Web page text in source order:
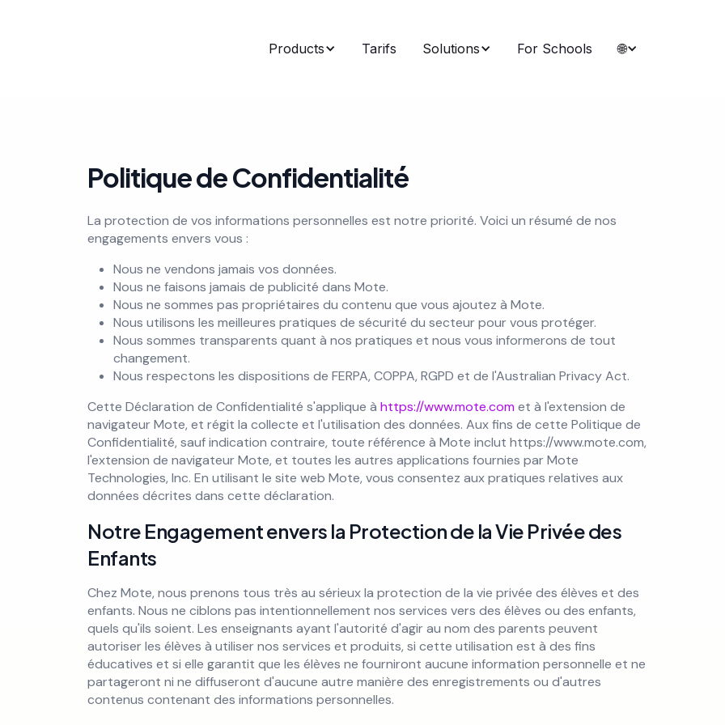
Products Tarifs Solutions For Schools 🌐
Politique de Confidentialité
La protection de vos informations personnelles est notre priorité. Voici un résumé de nos
engagements envers vous :
Nous ne vendons jamais vos données.
Nous ne faisons jamais de publicité dans Mote.
Nous ne sommes pas propriétaires du contenu que vous ajoutez à Mote.
Nous utilisons les meilleures pratiques de sécurité du secteur pour vous protéger.
Nous sommes transparents quant à nos pratiques et nous vous informerons de tout
changement.
Nous respectons les dispositions de FERPA, COPPA, RGPD et de l'Australian Privacy Act.
Cette Déclaration de Confidentialité s'applique à https://www.mote.comet à l'extension de
navigateur Mote, et régit la collecte et l'utilisation des données. Aux fins de cette Politique de
Confidentialité, sauf indication contraire, toute référence à Mote inclut https://www.mote.com,
l'extension de navigateur Mote, et toutes les autres applications fournies par Mote
Technologies, Inc. En utilisant le site web Mote, vous consentez aux pratiques relatives aux
données décrites dans cette déclaration.
Notre Engagement envers la Protection de la Vie Privée des
Enfants
Chez Mote, nous prenons tous très au sérieux la protection de la vie privée des élèves et des
enfants. Nous ne ciblons pas intentionnellement nos services vers des élèves ou des enfants,
quels qu'ils soient. Les enseignants ayant l'autorité d'agir au nom des parents peuvent
autoriser les élèves à utiliser nos services et produits, si cette utilisation est à des fins
éducatives et si elle garantit que les élèves ne fourniront aucune information personnelle et ne
partageront ni ne diffuseront d'aucune autre manière des enregistrements ou d'autres
contenus contenant des informations personnelles.